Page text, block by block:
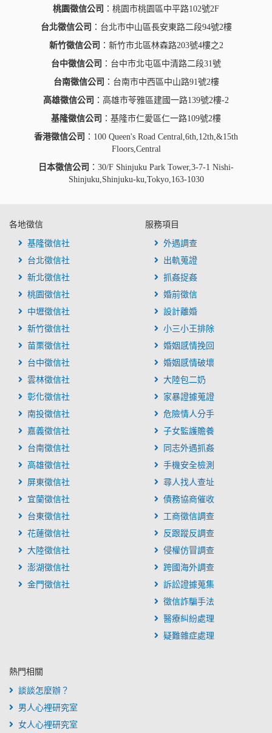
桃園徵信公司 ：桃園市桃園區中平路102號2F
台北徵信公司 ：台北市中山區長安東路二段94號2樓
新竹徵信公司 ：新竹市北區林森路203號4樓之2
台中徵信公司 ：台中市北屯區中清路二段31號
台南徵信公司 ：台南市中西區中山路91號2樓
高雄徵信公司 ：高雄市苓雅區建國一路139號2樓-2
基隆徵信公司 ：基隆市仁愛區仁一路109號2樓
香港徵信公司 ：100 Queen's Road Central,6th,12th,&15th
Floors,Central
日本徵信公司 ：30/F Shinjuku Park Tower,3-7-1 Nishi-
Shinjuku,Shinjuku-ku,Tokyo,163-1030
各地徵信
基隆徵信社
台北徵信社
新北徵信社
桃園徵信社
中壢徵信社
新竹徵信社
苗栗徵信社
台中徵信社
雲林徵信社
彰化徵信社
南投徵信社
嘉義徵信社
台南徵信社
高雄徵信社
屏東徵信社
宜蘭徵信社
台東徵信社
花蓮徵信社
大陸徵信社
澎湖徵信社
金門徵信社
服務項目
外遇調查
出軌蒐證
抓姦捉姦
婚前徵信
設計離婚
小三小王排除
婚姻感情挽回
婚姻感情破壞
大陸包二奶
家暴證據蒐證
危險情人分手
子女監護贍養
同志外遇抓姦
手機安全檢測
尋人找人查址
債務協商催收
工商徵信調查
反跟蹤反調查
侵權仿冒調查
跨國海外調查
訴訟證據蒐集
徵信詐騙手法
醫療糾紛處理
疑難雜症處理
熱門相關
談談怎麼辦？
男人心裡研究室
女人心裡研究室